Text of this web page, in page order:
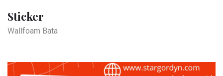
Sticker
Wallfoam Bata